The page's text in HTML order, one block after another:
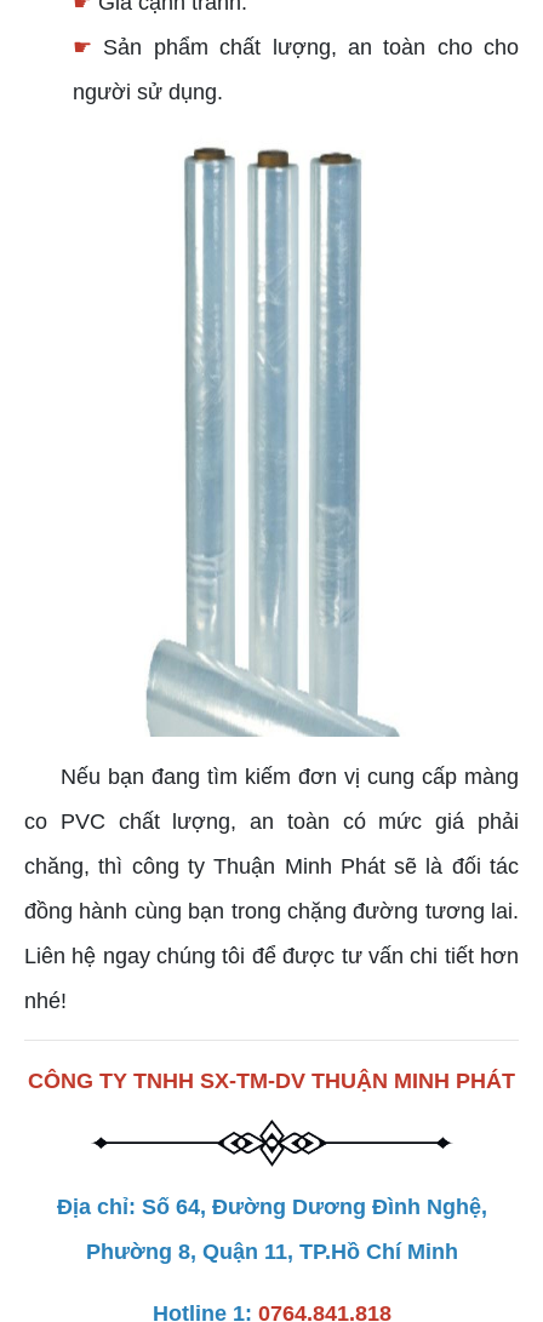
☛ Sản phẩm chất lượng, an toàn cho cho
người sử dụng.
Nếu bạn đang tìm kiếm đơn vị cung cấp màng
co PVC chất lượng, an toàn có mức giá phải
chăng, thì công ty Thuận Minh Phát sẽ là đối tác
đồng hành cùng bạn trong chặng đường tương lai.
Liên hệ ngay chúng tôi để được tư vấn chi tiết hơn
nhé!
CÔNG TY TNHH SX-TM-DV THUẬN MINH PHÁT
Địa chỉ: Số 64, Đường Dương Đình Nghệ,
Phường 8, Quận 11, TP.Hồ Chí Minh
Hotline 1: 0764.841.818